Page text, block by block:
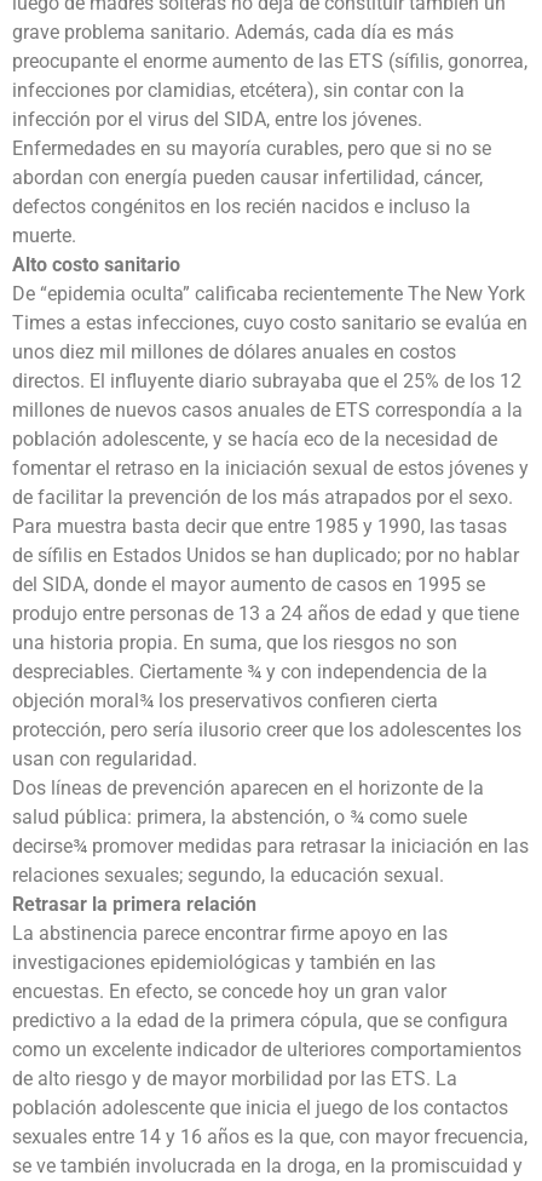
grave problema sanitario. Además, cada día es más
preocupante el enorme aumento de las ETS (sífilis, gonorrea,
infecciones por clamidias, etcétera), sin contar con la
infección por el virus del SIDA, entre los jóvenes.
Enfermedades en su mayoría curables, pero que si no se
abordan con energía pueden causar infertilidad, cáncer,
defectos congénitos en los recién nacidos e incluso la
muerte.
Alto costo sanitario
De “epidemia oculta” calificaba recientemente The New York
Times a estas infecciones, cuyo costo sanitario se evalúa en
unos diez mil millones de dólares anuales en costos
directos. El influyente diario subrayaba que el 25% de los 12
millones de nuevos casos anuales de ETS correspondía a la
población adolescente, y se hacía eco de la necesidad de
fomentar el retraso en la iniciación sexual de estos jóvenes y
de facilitar la prevención de los más atrapados por el sexo.
Para muestra basta decir que entre 1985 y 1990, las tasas
de sífilis en Estados Unidos se han duplicado; por no hablar
del SIDA, donde el mayor aumento de casos en 1995 se
produjo entre personas de 13 a 24 años de edad y que tiene
una historia propia. En suma, que los riesgos no son
despreciables. Ciertamente ¾ y con independencia de la
objeción moral¾ los preservativos confieren cierta
protección, pero sería ilusorio creer que los adolescentes los
usan con regularidad.
Dos líneas de prevención aparecen en el horizonte de la
salud pública: primera, la abstención, o ¾ como suele
decirse¾ promover medidas para retrasar la iniciación en las
relaciones sexuales; segundo, la educación sexual.
Retrasar la primera relación
La abstinencia parece encontrar firme apoyo en las
investigaciones epidemiológicas y también en las
encuestas. En efecto, se concede hoy un gran valor
predictivo a la edad de la primera cópula, que se configura
como un excelente indicador de ulteriores comportamientos
de alto riesgo y de mayor morbilidad por las ETS. La
población adolescente que inicia el juego de los contactos
sexuales entre 14 y 16 años es la que, con mayor frecuencia,
se ve también involucrada en la droga, en la promiscuidad y